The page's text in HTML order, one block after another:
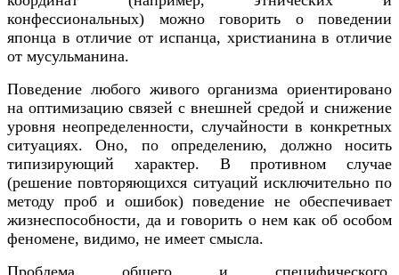
конфессиональных) можно говорить о поведении
японца в отличие от испанца, христианина в отличие
от мусульманина.
Поведение любого живого организма ориентировано
на оптимизацию связей с внешней средой и снижение
уровня неопределенности, случайности в конкретных
ситуациях. Оно, по определению, должно носить
типизирующий характер. В противном случае
(решение повторяющихся ситуаций исключительно по
методу проб и ошибок) поведение не обеспечивает
жизнеспособности, да и говорить о нем как об особом
феномене, видимо, не имеет смысла.
Проблема общего и специфического,